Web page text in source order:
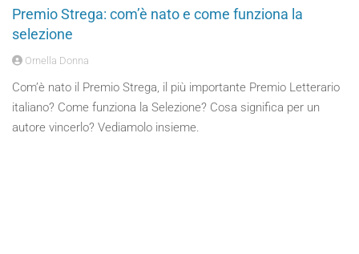
Premio Strega: com’è nato e come funziona la
selezione
Ornella Donna
Com’è nato il Premio Strega, il più importante Premio Letterario
italiano? Come funziona la Selezione? Cosa significa per un
autore vincerlo? Vediamolo insieme.